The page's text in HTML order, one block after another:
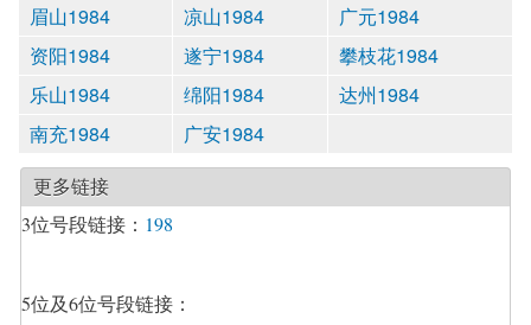
眉山1984 凉山1984
广元1984
资阳1984
遂宁1984
攀枝花1984
乐山1984
绵阳1984
达州1984
南充1984
广安1984
更多链接
3位号段链接： 198
5位及6位号段链接：